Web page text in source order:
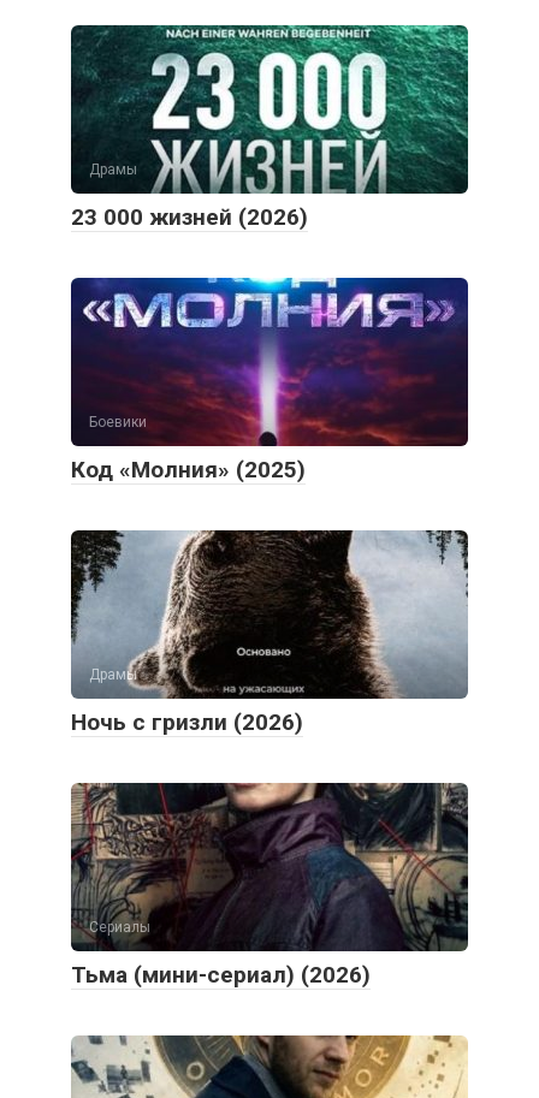
Драмы
23 000 жизней (2026)
Боевики
Код «Молния» (2025)
Драмы
Ночь с гризли (2026)
Сериалы
Тьма (мини-сериал) (2026)